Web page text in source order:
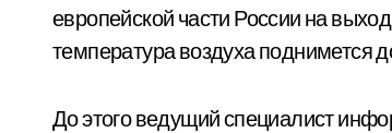
европейской части России на
температура воздуха поднимется
До этого ведущий специалист